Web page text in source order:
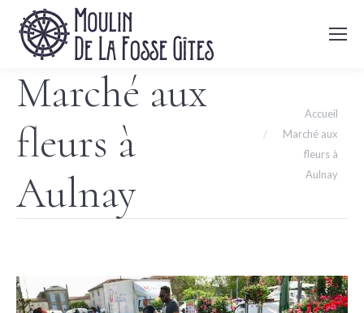
Marché aux
fleurs à
Aulnay
Vous êtes ici :Accueil
Marché aux
fleurs à
Aulnay